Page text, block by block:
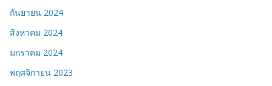
กันยายน 2024
สิงหาคม 2024
มกราคม 2024
พฤศจิกายน 2023